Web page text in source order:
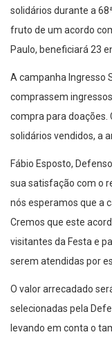
fruto de um acordo
Paulo, beneficiará 23
comprassem
compra para doações.
solidários vendidos, a
sua satisfação com o
nós esperamos que a
Cremos que este
visitantes da Festa e
serem atendidas por
selecionadas pela
levando em conta o
Além disso, a